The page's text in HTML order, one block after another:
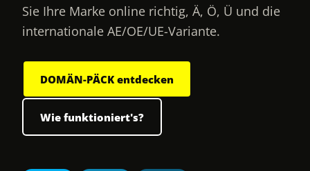
Sie Ihre Marke online richtig, Ä, Ö, Ü und die
internationale AE/OE/UE-Variante.
DOMÄN-PÄCK entdecken
Wie funktioniert's?